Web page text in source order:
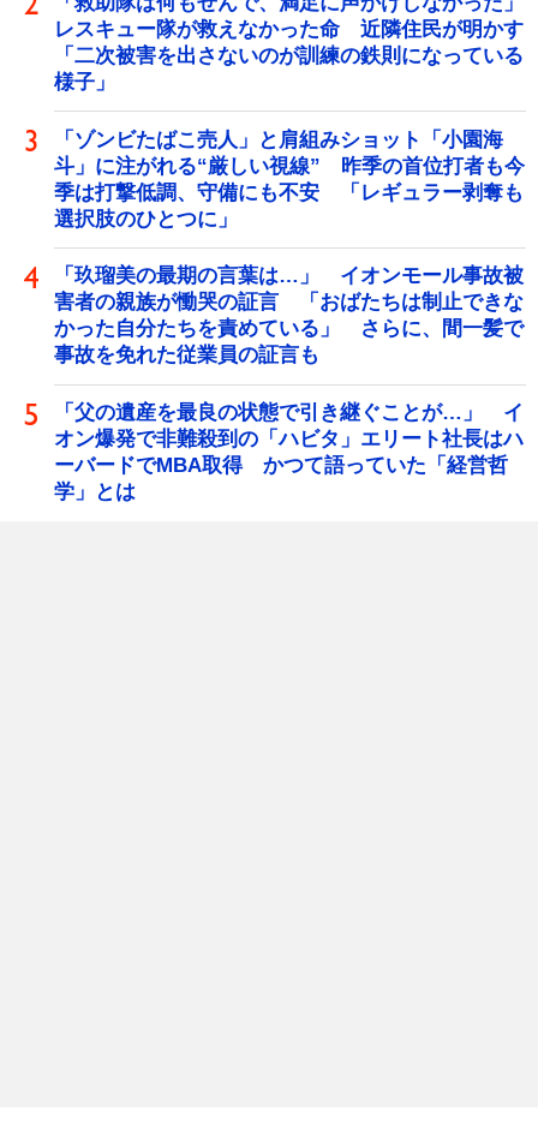
レスキュー隊が救えなかった命 近隣住民が明かす
「二次被害を出さないのが訓練の鉄則になっている
様子」
「ゾンビたばこ売人」と肩組みショット「小園海
斗」に注がれる“厳しい視線” 昨季の首位打者も今
季は打撃低調、守備にも不安 「レギュラー剥奪も
選択肢のひとつに」
「玖瑠美の最期の言葉は…」 イオンモール事故被
害者の親族が慟哭の証言 「おばたちは制止できな
かった自分たちを責めている」 さらに、間一髪で
事故を免れた従業員の証言も
「父の遺産を最良の状態で引き継ぐことが…」 イ
オン爆発で非難殺到の「ハビタ」エリート社長はハ
ーバードでMBA取得 かつて語っていた「経営哲
学」とは